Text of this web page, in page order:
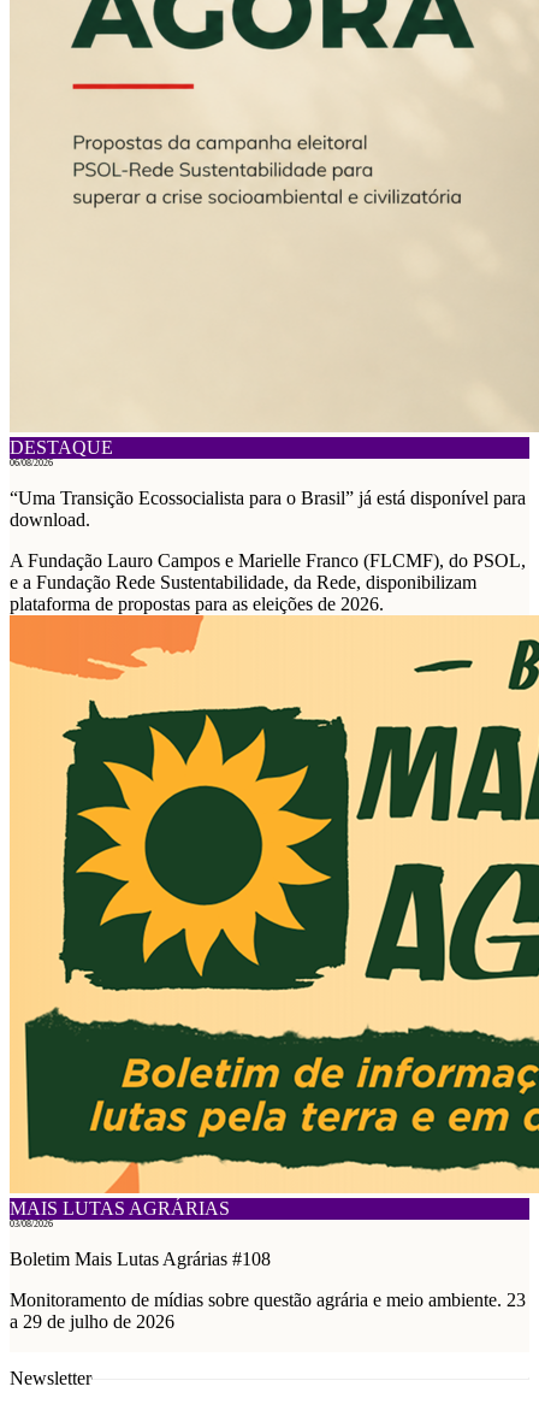
DESTAQUE
06/08/2026
“Uma Transição Ecossocialista para o Brasil” já está disponível para
download.
A Fundação Lauro Campos e Marielle Franco (FLCMF), do PSOL,
e a Fundação Rede Sustentabilidade, da Rede, disponibilizam
plataforma de propostas para as eleições de 2026.
MAIS LUTAS AGRÁRIAS
03/08/2026
Boletim Mais Lutas Agrárias #108
Monitoramento de mídias sobre questão agrária e meio ambiente. 23
a 29 de julho de 2026
Newsletter